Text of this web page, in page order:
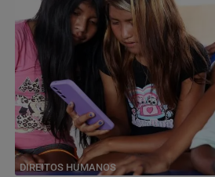
DIREITOS HUMANOS